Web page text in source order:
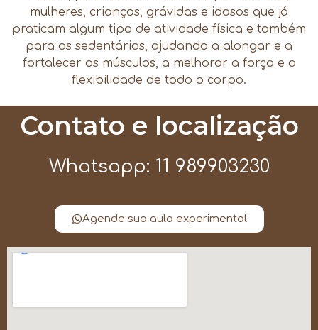
mulheres, crianças, grávidas e idosos que já
praticam algum tipo de atividade física e também
para os sedentários, ajudando a alongar e a
fortalecer os músculos, a melhorar a força e a
flexibilidade de todo o corpo.
Contato e localização
Whatsapp: 11 989903230
Agende sua aula experimental